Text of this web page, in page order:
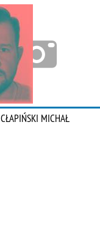
CŁAPIŃSKI MICHAŁ